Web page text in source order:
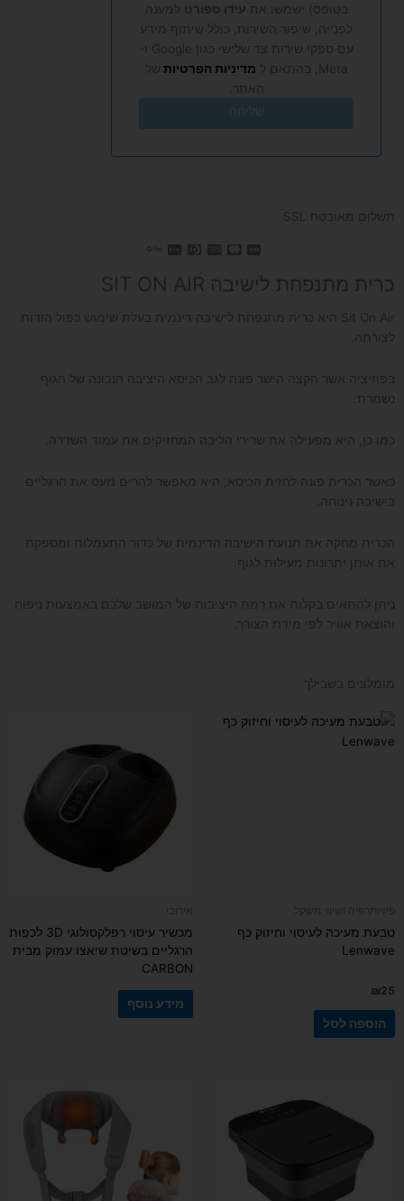
בטופס) ישמשו את עידו ספורט למענה
לפנייה, שיפור השירות, כולל שיתוף מידע
Meta, בהתאם ל
מדיניות הפרטיות של
האתר.
שליחה
תשלום מאובטח SSL
כרית מתנפחת לישיבה SIT ON AIR
Sit On Air היא כרית מתנפחת לישיבה דינמית בעלת שימוש כפול הודות
לצורתה.
בפוזיציה אשר הקצה הישר פונה לגב הכיסא היציבה הנכונה של הגוף
נשמרת.
כמו כן, היא מפעילה את שרירי הליבה המחזיקים את עמוד השדרה.
כאשר הכרית פונה לחזית הכיסא, היא מאפשר להרים מעט את הרגליים
בישיבה נינוחה.
הכרית מחקה את תנועת הישיבה הדינמית של כדור התעמלות ומספקת
את אותן יתרונות מעילות לגוף.
ניתן להתאים בקלות את רמת היציבות של המושב שלכם באמצעות ניפוח
והוצאת אוויר לפי מידת הצורך.
מומלצים בשבילך
טבעת מעיכה לעיסוי וחיזוק כף
Lenwave
₪25
הוספה לסל
מכשיר עיסוי רפלקסולוגי 3D לכפות
הרגליים בשיטת שיאצו עמוק מבית
CARBON
מידע נוסף